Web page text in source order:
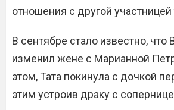
отношения с другой участницей
В сентябре стало известно, что
изменил жене с Марианной
этом, Тата покинула с дочкой
этим устроив драку с